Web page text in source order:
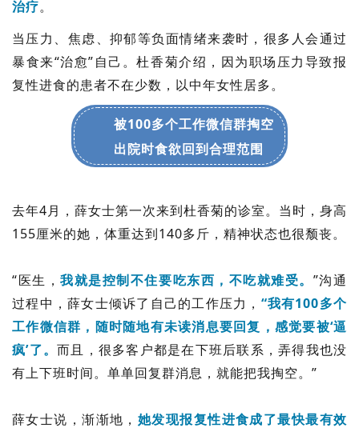
极客圈
经济
相亲
房产
消费
创意
治疗。
当压力、焦虑、抑郁等负面情绪来袭时，很多人会通过
暴食来“治愈”自己。杜香菊介绍，因为职场压力导致报
复性进食的患者不在少数，以中年女性居多。
被100多个工作微信群掏空
出院时食欲回到合理范围
去年4月，薛女士第一次来到杜香菊的诊室。当时，身高
155厘米的她，体重达到140多斤，精神状态也很颓丧。
“医生，我就是控制不住要吃东西，不吃就难受。 ”沟通
过程中，薛女士倾诉了自己的工作压力， “我有100多个
工作微信群，随时随地有未读消息要回复，感觉要被‘逼
疯’了。 而且，很多客户都是在下班后联系，弄得我也没
有上下班时间。单单回复群消息，就能把我掏空。”
薛女士说，渐渐地， 她发现报复性进食成了最快最有效